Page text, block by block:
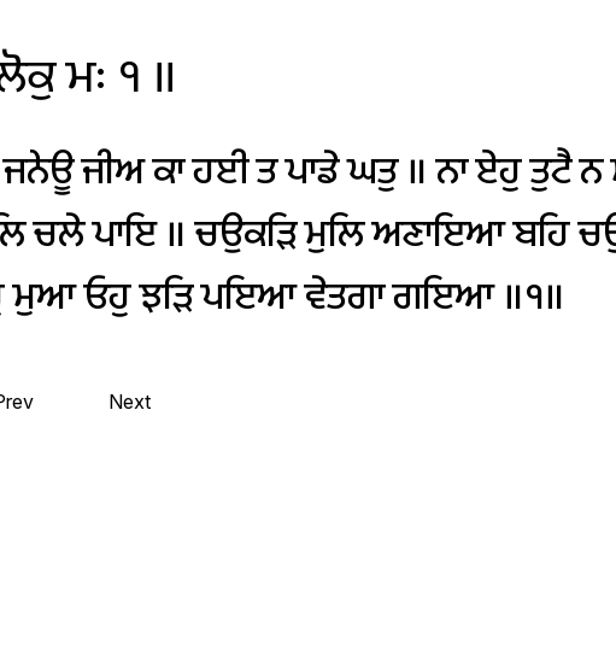
ਮਃ ੧ ॥
ਜਨੇਊਜੀਅਕਾਹਈਤਪਾਡੇਘਤੁ॥ਨਾਏਹੁਤੁਟੈਨ
ਚਲੇਪਾਇ॥ਚਉਕੜਿਮੁਲਿਅਣਾਇਆਬਹਿ
ਮੁਆਓਹੁਝੜਿਪਇਆਵੇਤਗਾਗਇਆ॥੧॥
Next